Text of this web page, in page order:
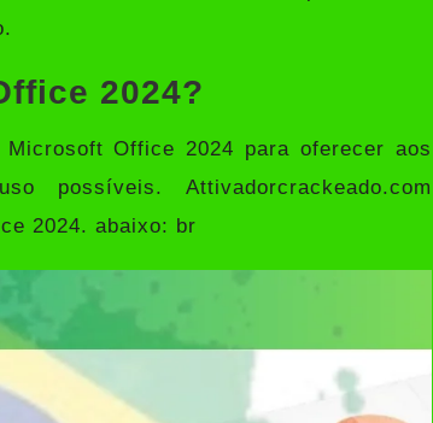
2024?
Microsoft Office 2024 para oferecer aos
Attivadorcrackeado.com
2024. abaixo: br